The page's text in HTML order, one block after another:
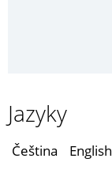
Jazyky
Čeština English